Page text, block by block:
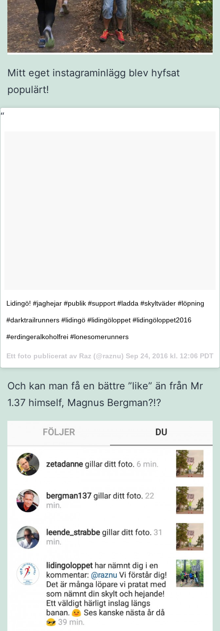
Mitt eget instagraminlägg blev hyfsat
populärt!
Lidingö! #jaghejar #publik #support #ladda #skyltväder #löpning
#darktrailrunners #lidingö #lidingöloppet #lidingöloppet2016
#erdingeralkoholfrei #lonesomerunners
Ett foto publicerat av Raz (@raznu) Sep 24, 2016 kl. 12:06 PDT
Och kan man få en bättre ”like” än från Mr
1.37 himself, Magnus Bergman?!?